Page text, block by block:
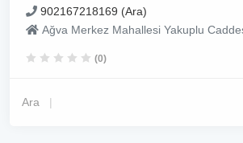
902167218169 (Ara)
Ağva Merkez Mahallesi Yakuplu
(0)
Ara